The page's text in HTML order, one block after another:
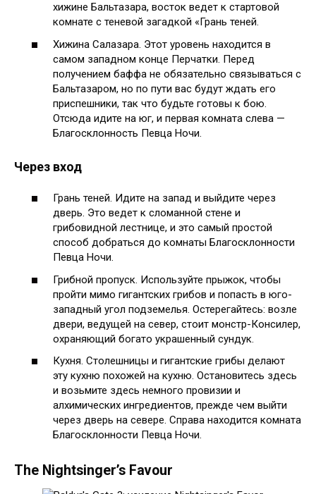
хижине Бальтазара, восток ведет к стартовой
комнате с теневой загадкой «Грань теней.
Хижина Салазара. Этот уровень находится в
самом западном конце Перчатки. Перед
получением баффа не обязательно связываться с
Бальтазаром, но по пути вас будут ждать его
приспешники, так что будьте готовы к бою.
Отсюда идите на юг, и первая комната слева —
Благосклонность Певца Ночи.
Через вход
Грань теней. Идите на запад и выйдите через
дверь. Это ведет к сломанной стене и
грибовидной лестнице, и это самый простой
способ добраться до комнаты Благосклонности
Певца Ночи.
Грибной пропуск. Используйте прыжок, чтобы
пройти мимо гигантских грибов и попасть в юго-
западный угол подземелья. Остерегайтесь: возле
двери, ведущей на север, стоит монстр-Консилер,
охраняющий богато украшенный сундук.
Кухня. Столешницы и гигантские грибы делают
эту кухню похожей на кухню. Остановитесь здесь
и возьмите здесь немного провизии и
алхимических ингредиентов, прежде чем выйти
через дверь на севере. Справа находится комната
Благосклонности Певца Ночи.
The Nightsinger’s Favour